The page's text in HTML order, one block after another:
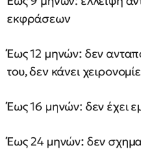
εκφράσεων
Έως 12 μηνών: δεν
του, δεν κάνει
Έως 16 μηνών: δεν έχει
Έως 24 μηνών: δεν